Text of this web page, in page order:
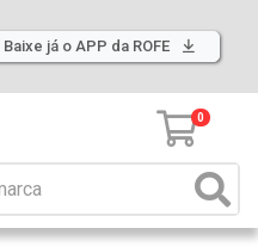
Baixe já o APP da ROFE
0